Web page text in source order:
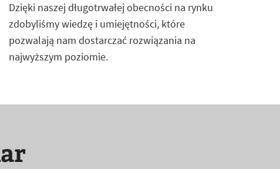
Dzięki naszej długotrwałej obecności na rynku
zdobyliśmy wiedzę i umiejętności, które
pozwalają nam dostarczać rozwiązania na
najwyższym poziomie.